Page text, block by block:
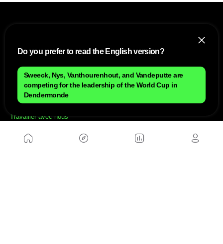
Plan du site
Travailler avec nous
SITES D'AMIS
Do you prefer to read the English version?
Sweeck, Nys, Vanthourenhout, and Vandeputte are
competing for the leadership of the World Cup in
Dendermonde